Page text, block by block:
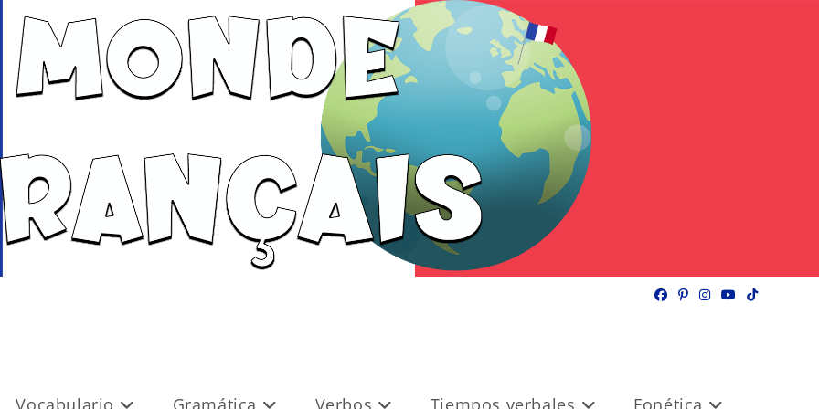
Vocabulario Gramática Verbos Tiempos verbales Fonética